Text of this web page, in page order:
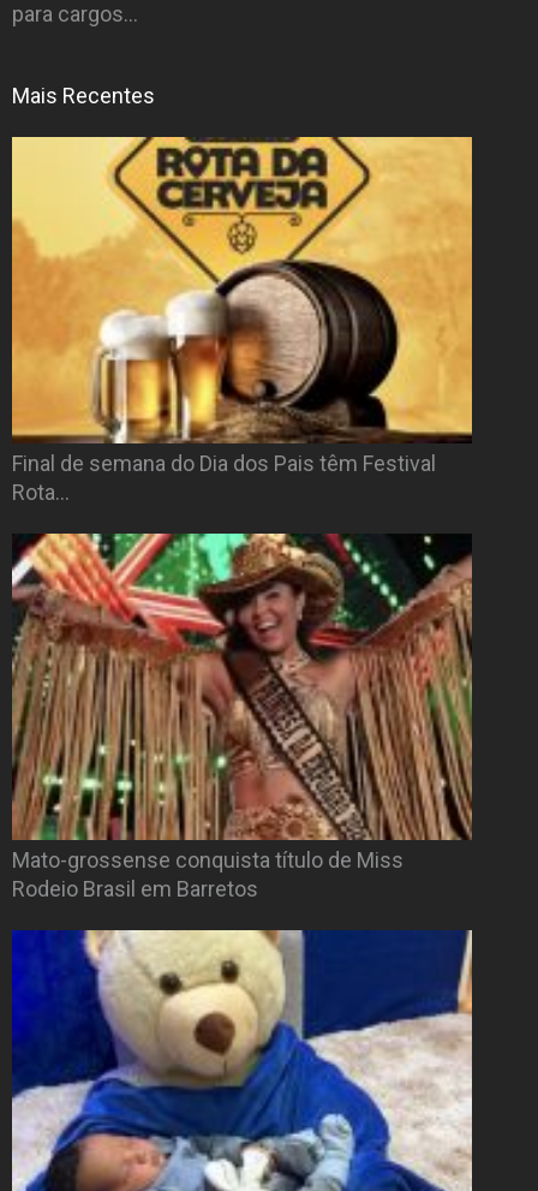
para cargos…
Mais Recentes
Final de semana do Dia dos Pais têm Festival
Rota…
Mato-grossense conquista título de Miss
Rodeio Brasil em Barretos